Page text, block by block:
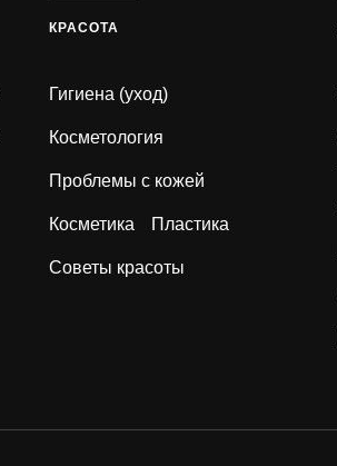
КРАСОТА
Гигиена (уход)
Косметология
Проблемы с кожей
Косметика Пластика
Советы красоты